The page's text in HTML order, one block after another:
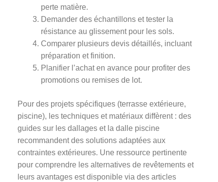
perte matière.
Demander des échantillons et tester la
résistance au glissement pour les sols.
Comparer plusieurs devis détaillés, incluant
préparation et finition.
Planifier l’achat en avance pour profiter des
promotions ou remises de lot.
Pour des projets spécifiques (terrasse extérieure,
piscine), les techniques et matériaux diffèrent : des
guides sur les dallages et la dalle piscine
recommandent des solutions adaptées aux
contraintes extérieures. Une ressource pertinente
pour comprendre les alternatives de revêtements et
leurs avantages est disponible via des articles